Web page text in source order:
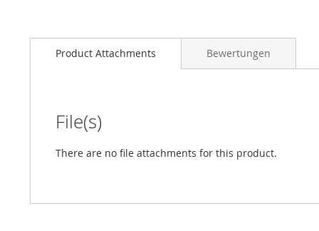
Product Attachments
File(s)
There are no file attachments for this product.
Bewertungen